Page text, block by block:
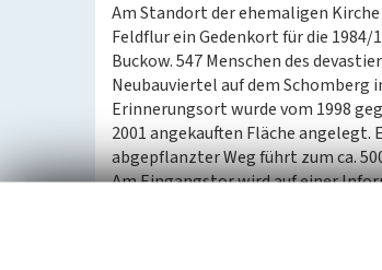
Am Standort der ehemaligen
Feldflur ein Gedenkort für die
Buckow. 547 Menschen des
Neubauviertel auf dem Schomberg
Erinnerungsort wurde vom 1998
2001 angekauften Fläche
abgepflanzter Weg führt zum ca.
Am Eingangstor wird auf einer
Abbildungen die Geschichte des
kleinere Bauten, die ein
Staudenpflanzung (u.a.